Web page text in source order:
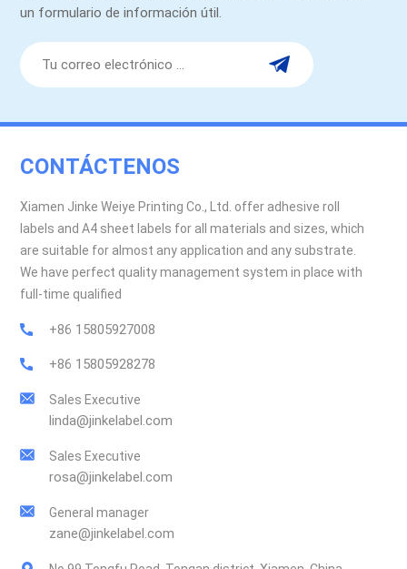
un formulario de información útil.
CONTÁCTENOS
Xiamen Jinke Weiye Printing Co., Ltd. offer adhesive roll
labels and A4 sheet labels for all materials and sizes, which
are suitable for almost any application and any substrate.
We have perfect quality management system in place with
full-time qualified
+86 15805927008
+86 15805928278
Sales Executive
linda@jinkelabel.com
Sales Executive
rosa@jinkelabel.com
General manager
zane@jinkelabel.com